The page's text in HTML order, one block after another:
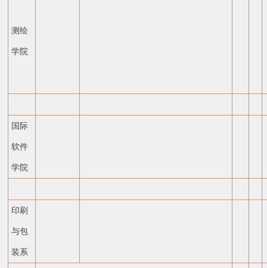
测绘
学院
国际
软件
学院
印刷
与包
装系